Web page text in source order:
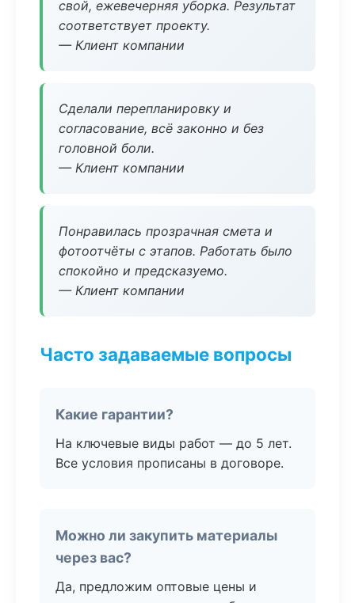
свой, ежевечерняя уборка. Результат
соответствует проекту.
— Клиент компании
Сделали перепланировку и
согласование, всё законно и без
головной боли.
— Клиент компании
Понравилась прозрачная смета и
фотоотчёты с этапов. Работать было
спокойно и предсказуемо.
— Клиент компании
Часто задаваемые вопросы
Какие гарантии?
На ключевые виды работ — до 5 лет.
Все условия прописаны в договоре.
Можно ли закупить материалы
через вас?
Да, предложим оптовые цены и